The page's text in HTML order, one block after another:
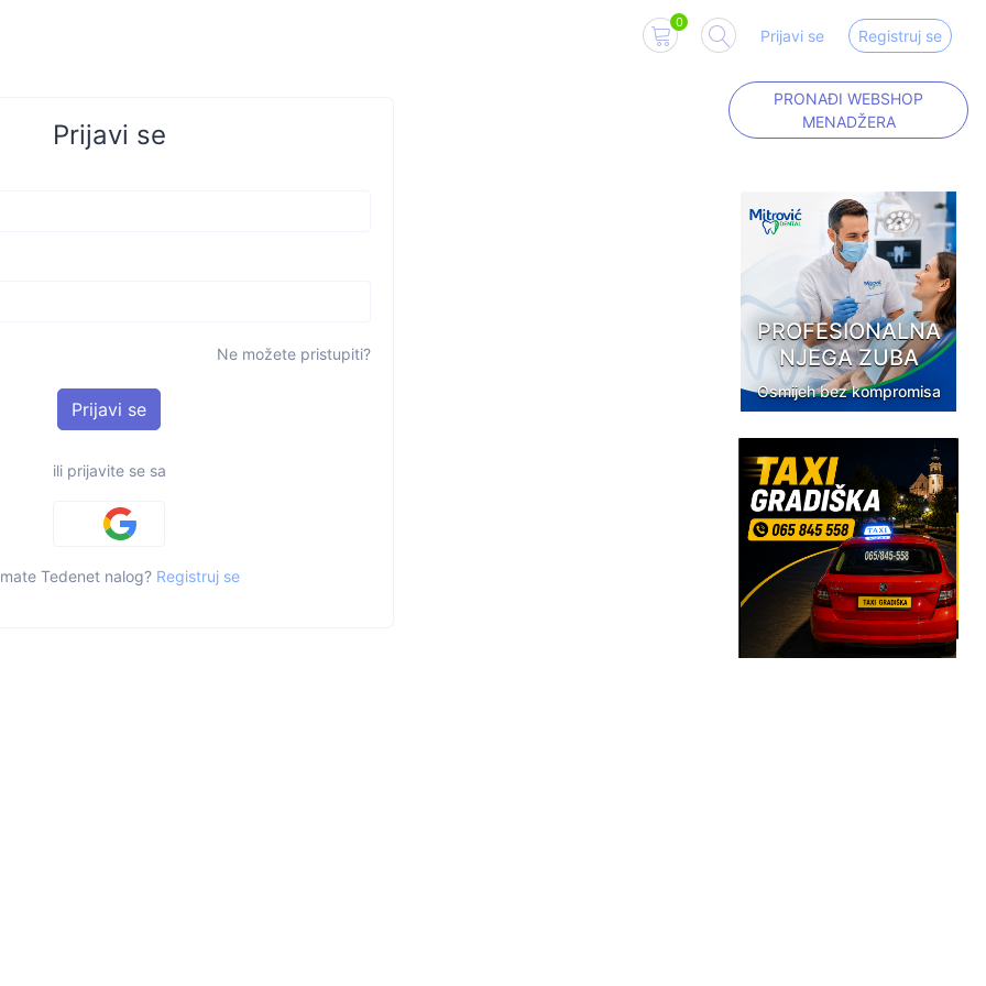
0
Prijavi se Registruj se
Prijavi se
Ne možete pristupiti?
ili prijavite se sa
Tedenet nalog? Registruj se
PRONAĐI WEBSHOP
MENADŽERA
PROFESIONALNA
NJEGA ZUBA
Osmijeh bez kompromisa